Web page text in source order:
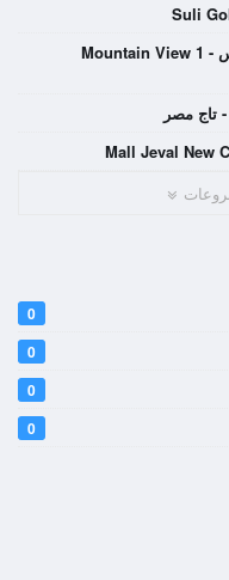
كمبوند ماونتن فيو 1 اكستنشن التجمع الخامس - Mountain View 1
0
0
0
0